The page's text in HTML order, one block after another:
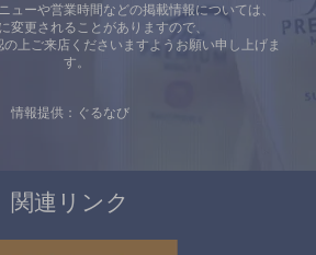
ューや営業時間などの掲載情報については、
変更されることがありますので、
上ご来店くださいますようお願い申し上げま
す。
情報提供：ぐるなび
関連リンク